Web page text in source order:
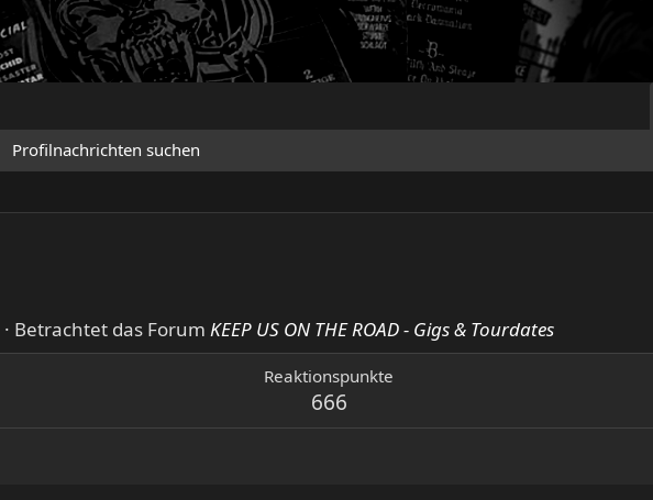
Profilnachrichten suchen
· Betrachtet das Forum KEEP US ON THE ROAD - Gigs & Tourdates
Reaktionspunkte
666